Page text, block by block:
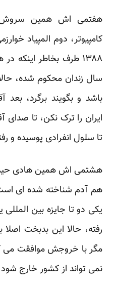
هفتمی اش همین سروش
کامپیوتر، دوم المپیاد
۱۳۸۸ طرف بخاطر اینکه
سال زندان محکوم شده،
باشد و بگویند برگرد،
ایران را ترک نکن، تا
تا سلول انفرادی پوسیده و
هشتمی اش همین هادی
هم آدم شناخته شده ای
یکی دو تا جایزه بین
رفته، حالا این بدبخت
مگر با خروجش موافقت می
نمی تواند از کشور خارج